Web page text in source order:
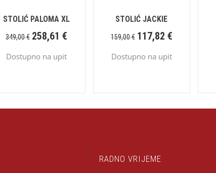
STOLIĆ PALOMA XL
349,00€ 258,61€
Dostupno na upit
STOLIĆ JACKIE
159,00€ 117,82 €
Dostupno na upit
RADNO VRIJEME